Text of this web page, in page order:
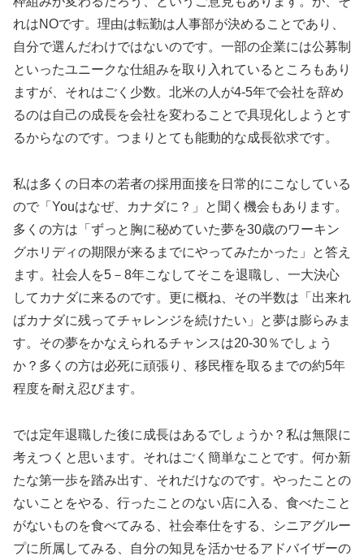
れはNOです。理由は転勤は人事部が決めることであり、
自分で選んだわけではないのです。一部の企業には公募制
といったユニークな仕組みを取り入れているところもあり
ますが、それはごく少数。北米の人が4-5年で会社を辞め
るのは自己の成長を会社を変わることで具現化しようとす
るからなのです。つまりとても能動的な成長欲求です。
私は多くの日本の若者の採用面接を日常的にこなしている
ので「Youはなぜ、カナダに？」と聞く機会もあります。
多くの方は「ずっと胸に秘めていた夢を30歳のワーキン
グホリディの期限が来るまでにやってみたかった」と答え
ます。社会人を5－8年こなしてそこを退職し、一大決心
してカナダに来るのです。更に概ね、その半数は「出来れ
ばカナダに残ってチャレンジを続けたい」と夢は膨らみま
す。その夢をかなえられるチャンスは20-30％でしょう
か？多くの方は必死に頑張り、移民権を取るまでの約5年
程度を耐え忍びます。
では定年退職した後に成長はあるでしょうか？私は無限に
考えつくと思います。それはごく簡単なことです。何か新
たな第一歩を踏み出す、それだけなのです。やったことの
ないことをやる、行ったことのない店に入る、食べたこと
がないものを食べてみる、社会奉仕をする、シニアグルー
プに所属してみる、自分の知見を活かせるアドバイザーの